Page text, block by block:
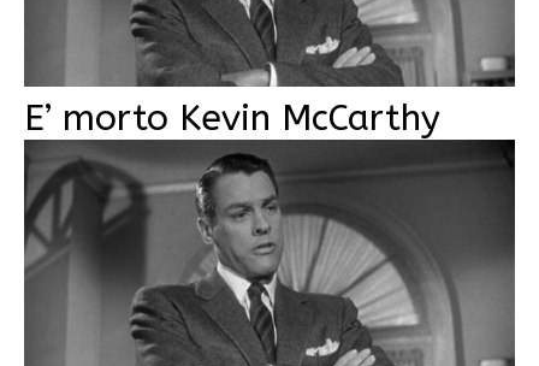
E’ morto Kevin McCarthy